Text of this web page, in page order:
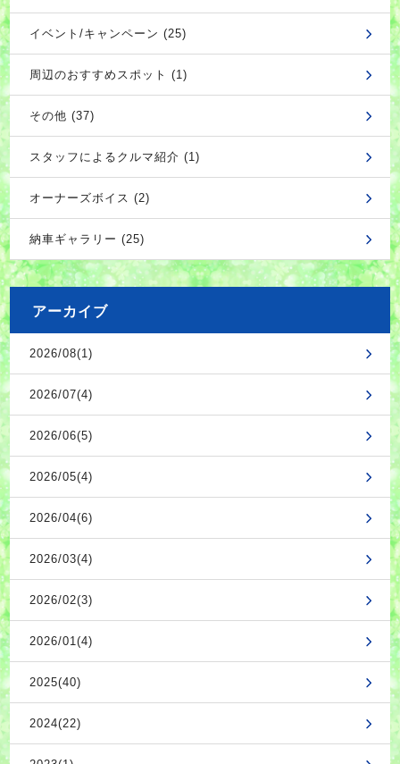
イベント/キャンペーン (25)
周辺のおすすめスポット (1)
その他 (37)
スタッフによるクルマ紹介 (1)
オーナーズボイス (2)
納車ギャラリー (25)
アーカイブ
2026/08(1)
2026/07(4)
2026/06(5)
2026/05(4)
2026/04(6)
2026/03(4)
2026/02(3)
2026/01(4)
2025(40)
2024(22)